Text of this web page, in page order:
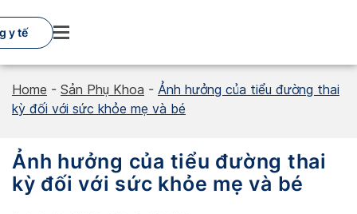
to
content
y tế
Home - Sản Phụ Khoa - Ảnh hưởng của tiểu đường thai
kỳ đối với sức khỏe mẹ và bé
Ảnh hưởng của tiểu đường thai
kỳ đối với sức khỏe mẹ và bé